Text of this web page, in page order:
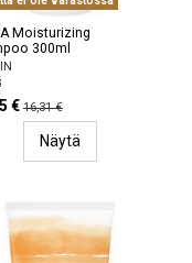
Moisturizing
300ml
€ 16,31 €
Näytä